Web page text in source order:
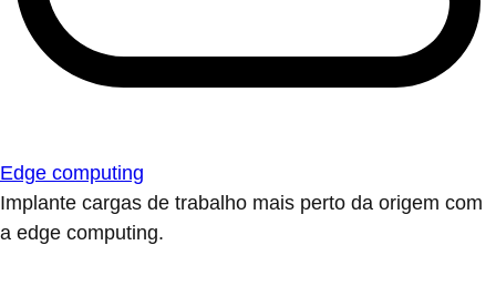
Edge computing
Implante cargas de trabalho mais perto da origem com
a edge computing.